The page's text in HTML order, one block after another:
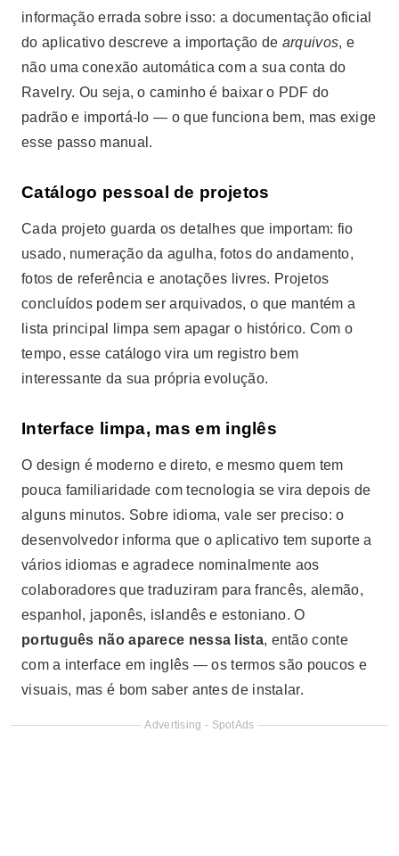
informação errada sobre isso: a documentação oficial
do aplicativo descreve a importação de arquivos, e
não uma conexão automática com a sua conta do
Ravelry. Ou seja, o caminho é baixar o PDF do
padrão e importá-lo — o que funciona bem, mas exige
esse passo manual.
Catálogo pessoal de projetos
Cada projeto guarda os detalhes que importam: fio
usado, numeração da agulha, fotos do andamento,
fotos de referência e anotações livres. Projetos
concluídos podem ser arquivados, o que mantém a
lista principal limpa sem apagar o histórico. Com o
tempo, esse catálogo vira um registro bem
interessante da sua própria evolução.
Interface limpa, mas em inglês
O design é moderno e direto, e mesmo quem tem
pouca familiaridade com tecnologia se vira depois de
alguns minutos. Sobre idioma, vale ser preciso: o
desenvolvedor informa que o aplicativo tem suporte a
vários idiomas e agradece nominalmente aos
colaboradores que traduziram para francês, alemão,
espanhol, japonês, islandês e estoniano. O
português não aparece nessa lista, então conte
com a interface em inglês — os termos são poucos e
visuais, mas é bom saber antes de instalar.
Advertising - SpotAds